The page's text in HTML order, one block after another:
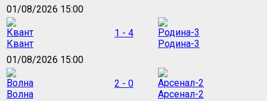
01/08/2026 15:00
Квант
1 - 4
Родина-3
01/08/2026 15:00
Волна
2 - 0
Арсенал-2